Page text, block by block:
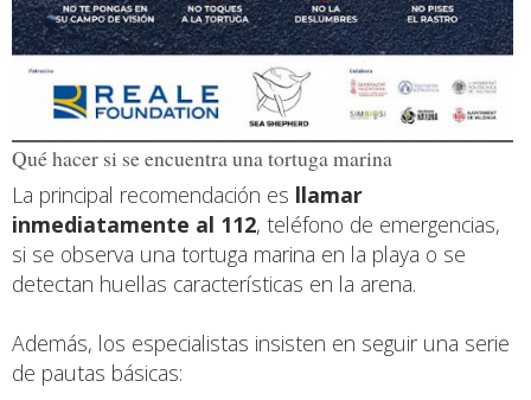
Qué hacer si se encuentra una tortuga marina
La principal recomendación es llamar
inmediatamente al 112, teléfono de emergencias,
si se observa una tortuga marina en la playa o se
detectan huellas características en la arena.
Además, los especialistas insisten en seguir una serie
de pautas básicas: